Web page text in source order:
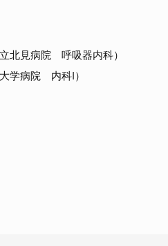
北見病院 呼吸器内科）
学病院 内科I）